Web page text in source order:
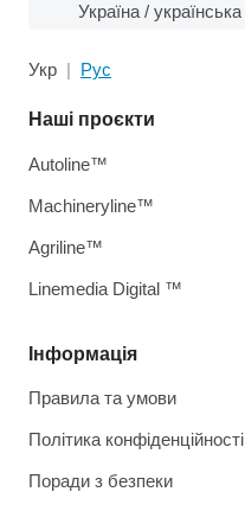
Україна / українська
Укр Рус
Інформація
Правила та умови
Політика конфіденційності
Поради з безпеки
Наші проєкти
Autoline™
Machineryline™
Agriline™
Linemedia Digital ™